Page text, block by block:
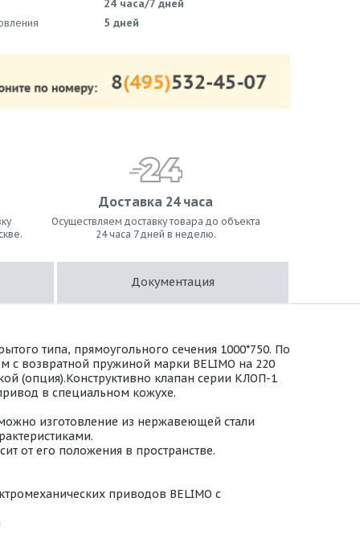
24 часа/7 дней
5 дней
Доставка 24 часа
Осуществляем доставку товара до объекта
24 часа 7 дней в неделю.
Документация
типа, прямоугольного сечения 1000*750. По
с возвратной пружиной марки BELIMO на 220
(опция).Конструктивно клапан серии КЛОП-1
в специальном кожухе.
изготовление из нержавеющей стали
от его положения в пространстве.
приводов BELIMO с